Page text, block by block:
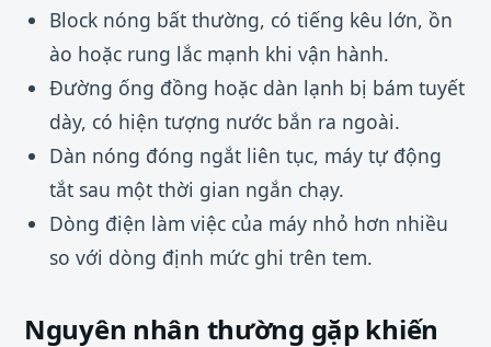
Block nóng bất thường, có tiếng kêu lớn, ồn
ào hoặc rung lắc mạnh khi vận hành.
Đường ống đồng hoặc dàn lạnh bị bám tuyết
dày, có hiện tượng nước bắn ra ngoài.
Dàn nóng đóng ngắt liên tục, máy tự động
tắt sau một thời gian ngắn chạy.
Dòng điện làm việc của máy nhỏ hơn nhiều
so với dòng định mức ghi trên tem.
Nguyên nhân thường gặp khiến